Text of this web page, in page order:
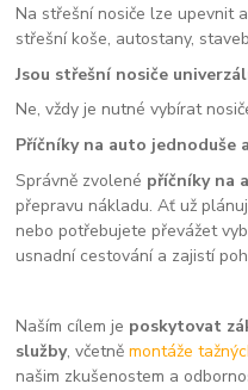
Na střešní nosiče lze upevnit
střešní koše, autostany,
Jsou střešní nosiče
Ne, vždy je nutné vybírat
Příčníky na auto jednoduše
Správně zvolené příčníky na
přepravu nákladu. Ať už
nebo potřebujete převážet
usnadní cestování a zajistí
Naším cílem je poskytovat
služby, včetněmontáže
našim zkušenostem a